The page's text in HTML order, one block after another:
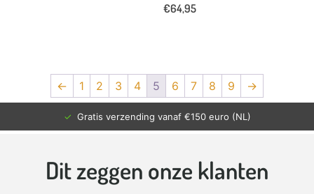
€64,95
← 1 2 3 4 5 6 7 8 9 →
✓ Gratis verzending vanaf €150 euro (NL)
Dit zeggen onze klanten